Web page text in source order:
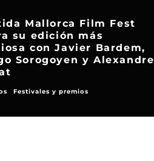
Mallorca Film Fest
su edición más
con Javier Bardem,
Sorogoyen y Alexandre
Festivales y premios